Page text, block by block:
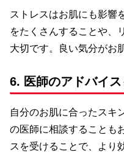
ストレスはお肌にも影響
をたくさんすることや、
大切です。良い気分がお
6. 医師のアドバイス
自分のお肌に合ったスキ
の医師に相談することも
スを受けることで、より